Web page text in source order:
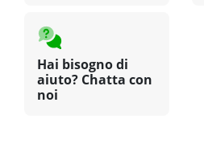
Hai bisogno di
aiuto? Chatta con
noi